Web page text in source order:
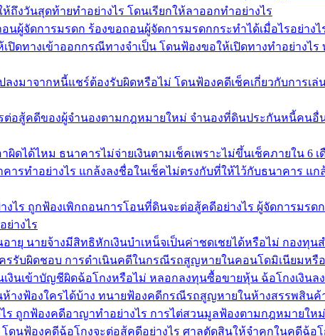
งวันสุดท้ายทำอย่างไร โดนเรียกให้ลาออกทำอย่างไร
ผู้จัดการมรดก ร้องขอถอนผู้จัดการมรดกกระทำได้เมื่อไรอย่างไ
ปิดทางเข้าออกกรณีทางจำเป็น โดนฟ้องขอให้เปิดทางทำอย่างไ
มาจากหนี้แชร์ต้องรับผิดหรือไม่ โดนฟ้องคดีเช็คเกี่ยวกับการเ
อสู้คดีของผู้จำนองตามกฎหมายใหม่ จำนองที่ดินประกันหนี้คนอื่
ผิดได้ไหม ธนาคารไม่จ่ายเงินตามเช็คเพราะไม่ขึ้นเช็คภายใน
ารทำอย่างไร แกล้งลงชื่อในเช็คไม่ตรงกับที่ให้ไว้กับธนาคาร
ไร ถูกฟ้องเพิกถอนการโอนที่ดินจะต่อสู้คดีอย่างไร ผู้จัดการมร
ย่างไร
ายุ นายจ้างมีสิทธิหักเงินบำเหน็จเป็นค่าชดเชยได้หรือไม่ กองทุ
รับผิดชอบ การดำเนินคดีในกรณีรถสูญหายในคอนโดมิเนียมหรื
เงินเข้าบัญชีผิดฉ้อโกงหรือไม่ หลอกลงทุนซื้อขายหุ้น ฉ้อโกงเงิน
างฟ้องใครได้บ้าง ทนายฟ้องคดีกรณีรถสูญหายในห้างสรรพสินค้
ถูกฟ้องคดีอาญาทำอย่างไร การไต่สวนมูลฟ้องตามกฎหมายใหม่
ดนฟ้องคดีฉ้อโกงจะต่อสู้คดีอย่างไร ศาลตัดสินให้จำคุกในคดีฉ้อ